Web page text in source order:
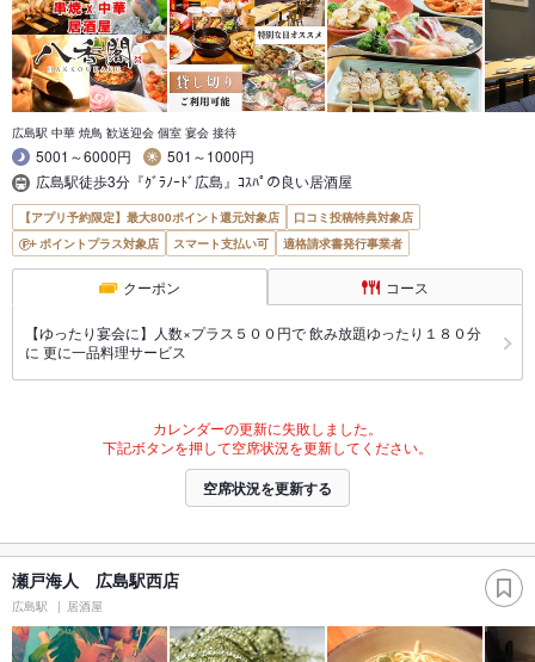
広島駅 中華 焼鳥 歓送迎会 個室 宴会 接待
5001～6000円
501～1000円
広島駅徒歩3分『ｸﾞﾗﾉｰﾄﾞ広島』ｺｽﾊﾟの良い居酒屋
【アプリ予約限定】最大800ポイント還元対象店
口コミ投稿特典対象店
ポイントプラス対象店
スマート支払い可 適格請求書発行事業者
クーポン コース
【ゆったり宴会に】人数×プラス５００円で 飲み放題ゆったり１８０分
に 更に一品料理サービス
カレンダーの更新に失敗しました。
下記ボタンを押して空席状況を更新してください。
空席状況を更新する
瀬戸海人 広島駅西店
広島駅 居酒屋